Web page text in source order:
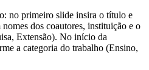
no primeiro slide insira o título e
dos coautores, instituição e o
Extensão). No início da
a categoria do trabalho (Ensino,